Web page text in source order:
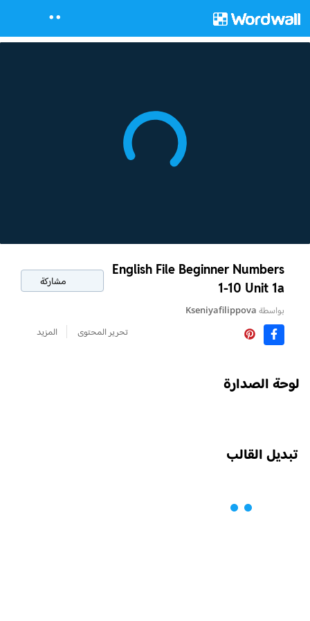
English File Beginner Numbers
1-10 Unit 1a
مشاركة
بواسطةKseniyafilippova
تحرير المحتوى
المزيد
لوحة الصدارة
تبديل القالب